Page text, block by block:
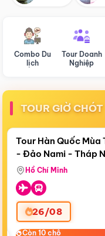
Combo Du
lịch
Tour Doanh
Nghiệp
TOUR GIỜ CHÓT
Còn19 ngày 05:26:52
Tour Hàn Quốc
- Đảo Nami - Tháp
Airways)
Hồ Chí Minh
26/08
Còn 10 chỗ
Còn 10 chỗ